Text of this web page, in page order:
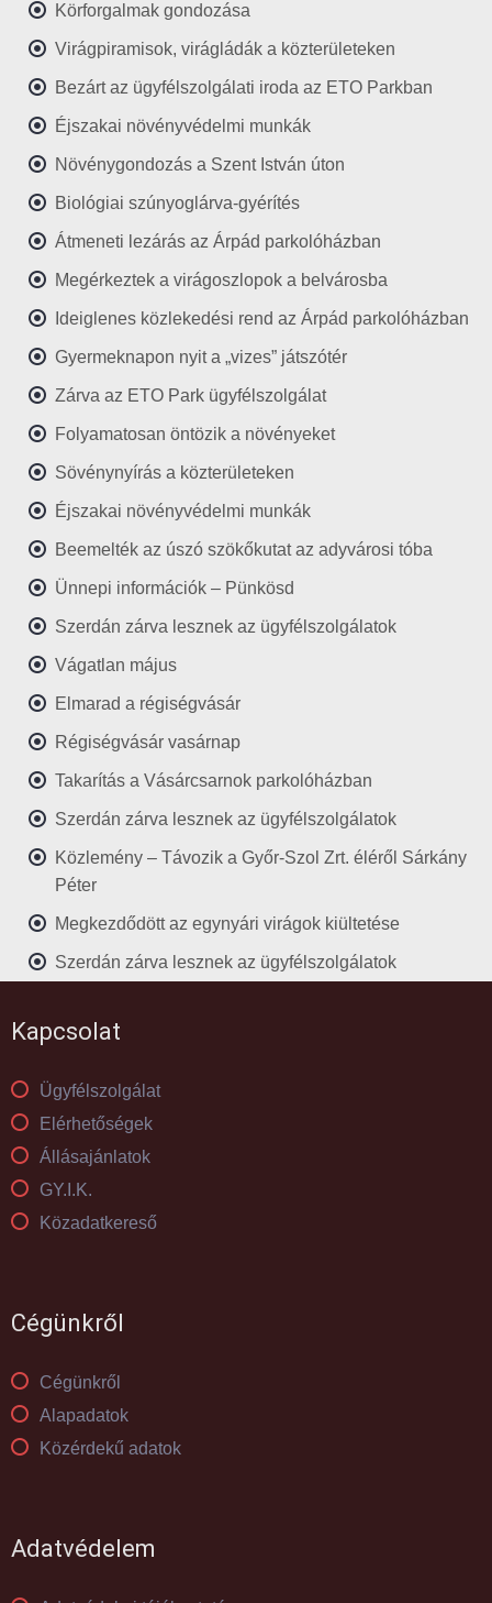
Körforgalmak gondozása
Virágpiramisok, virágládák a közterületeken
Bezárt az ügyfélszolgálati iroda az ETO Parkban
Éjszakai növényvédelmi munkák
Növénygondozás a Szent István úton
Biológiai szúnyoglárva-gyérítés
Átmeneti lezárás az Árpád parkolóházban
Megérkeztek a virágoszlopok a belvárosba
Ideiglenes közlekedési rend az Árpád parkolóházban
Gyermeknapon nyit a „vizes” játszótér
Zárva az ETO Park ügyfélszolgálat
Folyamatosan öntözik a növényeket
Sövénynyírás a közterületeken
Éjszakai növényvédelmi munkák
Beemelték az úszó szökőkutat az adyvárosi tóba
Ünnepi információk – Pünkösd
Szerdán zárva lesznek az ügyfélszolgálatok
Vágatlan május
Elmarad a régiségvásár
Régiségvásár vasárnap
Takarítás a Vásárcsarnok parkolóházban
Szerdán zárva lesznek az ügyfélszolgálatok
Közlemény – Távozik a Győr-Szol Zrt. éléről Sárkány
Péter
Megkezdődött az egynyári virágok kiültetése
Szerdán zárva lesznek az ügyfélszolgálatok
Kapcsolat
Ügyfélszolgálat
Elérhetőségek
Állásajánlatok
GY.I.K.
Közadatkereső
Cégünkről
Cégünkről
Alapadatok
Közérdekű adatok
Adatvédelem